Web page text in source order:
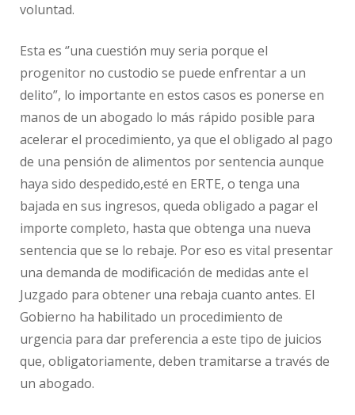
voluntad.
Esta es ‘’una cuestión muy seria porque el
progenitor no custodio se puede enfrentar a un
delito”, lo importante en estos casos es ponerse en
manos de un abogado lo más rápido posible para
acelerar el procedimiento, ya que el obligado al pago
de una pensión de alimentos por sentencia aunque
haya sido despedido,esté en ERTE, o tenga una
bajada en sus ingresos, queda obligado a pagar el
importe completo, hasta que obtenga una nueva
sentencia que se lo rebaje. Por eso es vital presentar
una demanda de modificación de medidas ante el
Juzgado para obtener una rebaja cuanto antes. El
Gobierno ha habilitado un procedimiento de
urgencia para dar preferencia a este tipo de juicios
que, obligatoriamente, deben tramitarse a través de
un abogado.